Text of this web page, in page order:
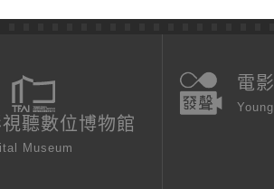
聽數位博物館
Museum
電